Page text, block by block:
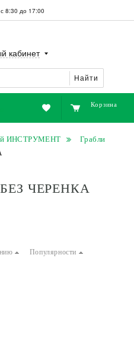
8:30 до 17:00
Найти
кабинет
Корзина
ИНСТРУМЕНТ
Грабли
ЧЕРЕНКА
Популярности